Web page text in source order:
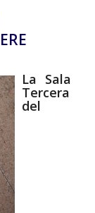
La Sala
Tercera
del